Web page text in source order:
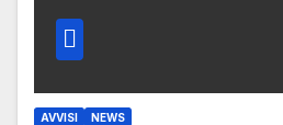
AVVISI NEWS